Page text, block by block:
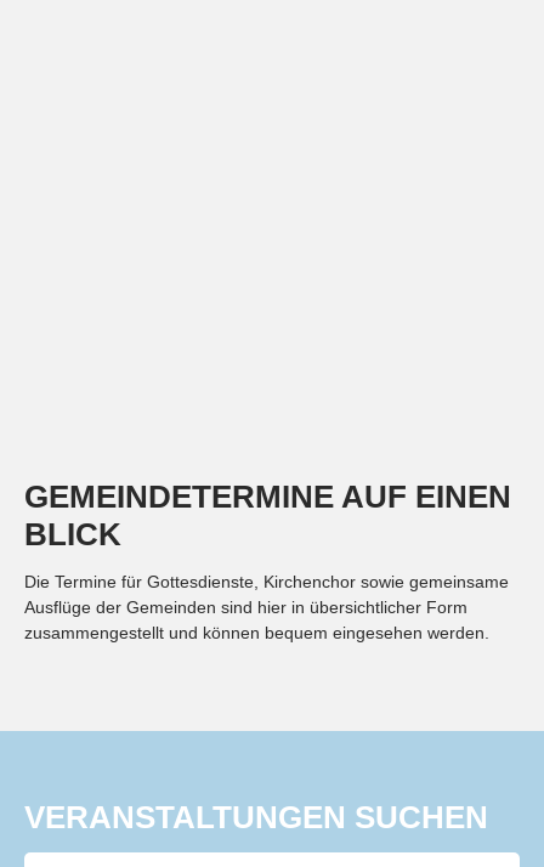
GEMEINDETERMINE AUF EINEN
BLICK
Die Termine für Gottesdienste, Kirchenchor sowie gemeinsame
Ausflüge der Gemeinden sind hier in übersichtlicher Form
zusammengestellt und können bequem eingesehen werden.
VERANSTALTUNGEN SUCHEN